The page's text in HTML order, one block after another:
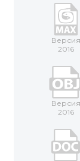
Версия
2016
Версия
2016